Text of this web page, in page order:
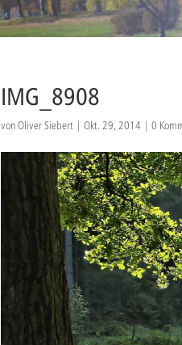
module Advanced settings.
IMG_8908
vonOliver Siebert |Okt. 29, 2014 |0